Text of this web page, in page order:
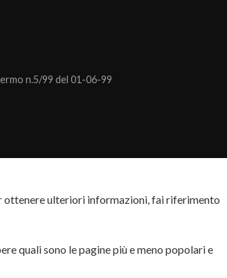
n.5/99 del 01-06-99
ottenere ulteriori informazioni, fai riferimento
quali sono le pagine più e meno popolari e